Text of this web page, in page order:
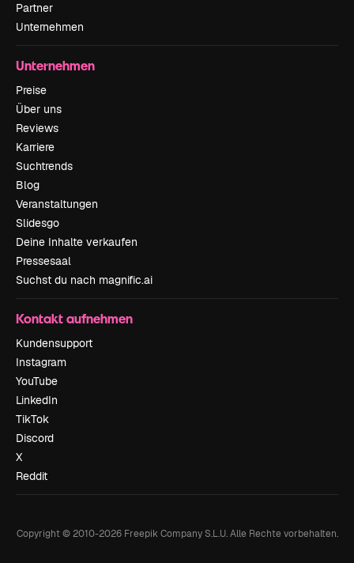
Partner
Unternehmen
Unternehmen
Preise
Über uns
Reviews
Karriere
Suchtrends
Blog
Veranstaltungen
Slidesgo
Deine Inhalte verkaufen
Pressesaal
Suchst du nach magnific.ai
Kontakt aufnehmen
Kundensupport
Instagram
YouTube
LinkedIn
TikTok
Discord
X
Reddit
Copyright © 2010-2026Freepik Company S.L.U. Alle Rechte vorbehalten.